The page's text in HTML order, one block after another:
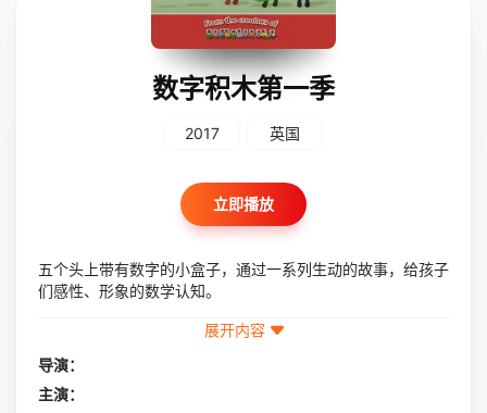
数字积木第一季
2017 英国
立即播放
五个头上带有数字的小盒子，通过一系列生动的故事，给孩子
们感性、形象的数学认知。
展开内容
导演：
主演：